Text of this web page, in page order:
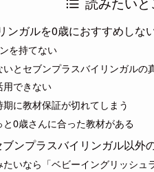
ンガルを0歳におすすめしな
を持てない
いとセブンプラスバイリンガルの
できない
に教材保証が切れてしまう
0歳さんに合った教材がある
ンプラスバイリンガル以外
いなら「ベビーイングリッシュ